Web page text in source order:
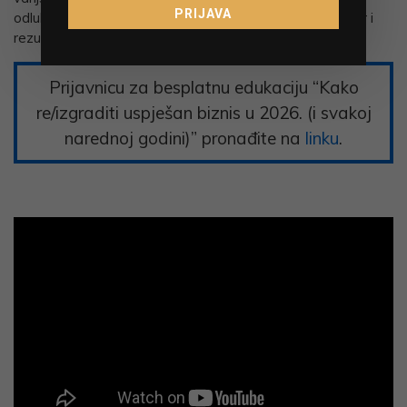
odluke iz pozicije unutarnje moći i svjesno kreiraš svoj mir i
rezultate.
Prijavnicu za besplatnu edukaciju “Kako
re/izgraditi uspješan biznis u 2026. (i svakoj
narednoj godini)” pronađite na linku.
PRIJAVA